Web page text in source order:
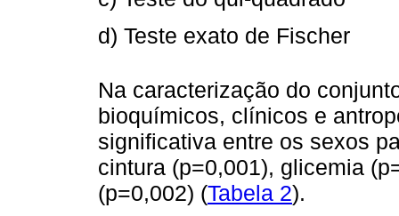
d) Teste exato de Fischer
Na caracterização do
bioquímicos, clínicos e
significativa entre os sexos
cintura (p=0,001), glicemia
(p=0,002) (Tabela 2).